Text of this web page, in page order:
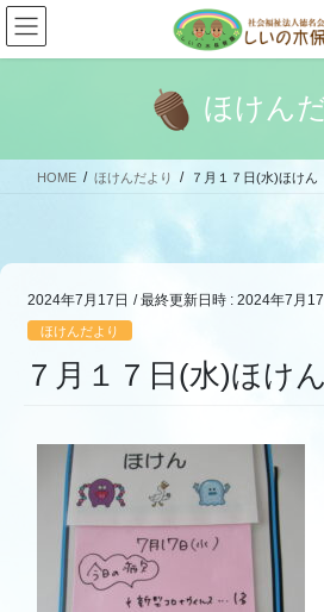
コ
ン
テ
ス
ナ
ビ
ゲ
ン
ほけん
HOME ほけんだより ７月１７日(水)ほけ
2024年7月17日 / 最終更新日時 : 2024年7月
ほけんだより
７月１７日(水)ほけ